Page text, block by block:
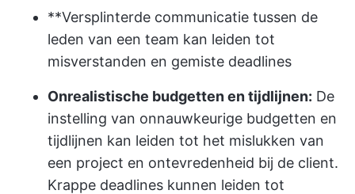
**Versplinterde communicatie tussen de
leden van een team kan leiden tot
misverstanden en gemiste deadlines
Onrealistische budgetten en tijdlijnen: De
instelling van onnauwkeurige budgetten en
tijdlijnen kan leiden tot het mislukken van
een project en ontevredenheid bij de client.
Krappe deadlines kunnen leiden tot